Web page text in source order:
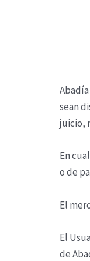
sean
juicio,
En
o de
El
El
de